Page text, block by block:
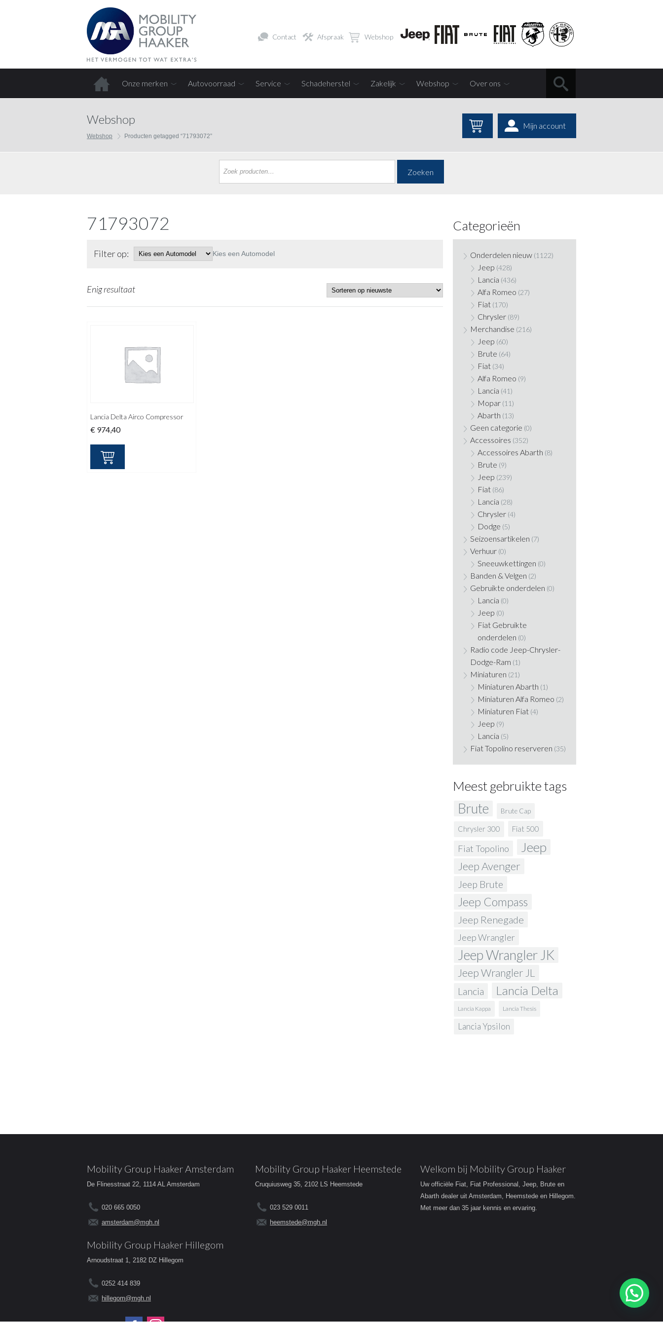
Contact Afspraak Webshop
Onze merken Autovoorraad Service Schadeherstel Zakelijk Webshop Over ons
Webshop
Webshop Producten getagged “71793072”
Mijn account
Zoeken
71793072
Filter op: Kies een Automodel
Enig resultaat
Lancia Delta Airco Compressor
€ 974,40
Categorieën
Onderdelen nieuw (1122)
Jeep (428)
Lancia (436)
Alfa Romeo (27)
Fiat (170)
Chrysler (89)
Merchandise (216)
Jeep (60)
Brute (64)
Fiat (34)
Alfa Romeo (9)
Lancia (41)
Mopar (11)
Abarth (13)
Geen categorie (0)
Accessoires (352)
Accessoires Abarth (8)
Brute (9)
Jeep (239)
Fiat (86)
Lancia (28)
Chrysler (4)
Dodge (5)
Seizoensartikelen (7)
Verhuur (0)
Sneeuwkettingen (0)
Banden & Velgen (2)
Gebruikte onderdelen (0)
Lancia (0)
Jeep (0)
Fiat Gebruikte
onderdelen (0)
Radio code Jeep-Chrysler-
Dodge-Ram (1)
Miniaturen (21)
Miniaturen Abarth (1)
Miniaturen Alfa Romeo (2)
Miniaturen Fiat (4)
Jeep (9)
Lancia (5)
Fiat Topolino reserveren (35)
Meest gebruikte tags
Brute Brute Cap
Chrysler 300 Fiat 500
Fiat Topolino Jeep
Jeep Avenger
Jeep Brute
Jeep Compass
Jeep Renegade
Jeep Wrangler
Jeep Wrangler JK
Jeep Wrangler JL
Lancia Lancia Delta
Lancia Kappa Lancia Thesis
Lancia Ypsilon
Mobility Group Haaker Amsterdam
De Flinesstraat 22, 1114 AL Amsterdam
020 665 0050
amsterdam@mgh.nl
Mobility Group Haaker Heemstede
Cruquiusweg 35, 2102 LS Heemstede
023 529 0011
heemstede@mgh.nl
Mobility Group Haaker Hillegom
Arnoudstraat 1, 2182 DZ Hillegom
0252 414 839
hillegom@mgh.nl
Volg ons op:
Welkom bij Mobility Group Haaker
Uw officiële Fiat, Fiat Professional, Jeep, Brute en
Abarth dealer uit Amsterdam, Heemstede en Hillegom.
Met meer dan 35 jaar kennis en ervaring.